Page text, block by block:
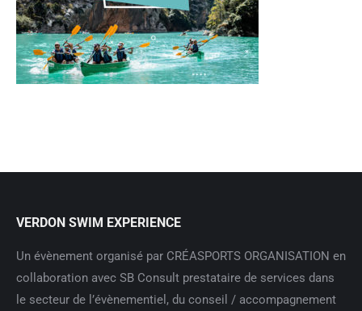
VERDON SWIM EXPERIENCE
Un évènement organisé par CRÉASPORTS ORGANISATION en
collaboration avec SB Consult prestataire de services dans
le secteur de l’évènementiel, du conseil / accompagnement